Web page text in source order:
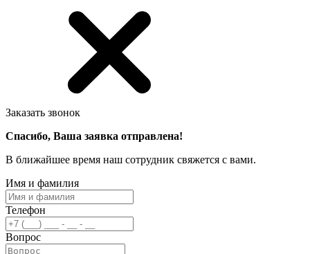
Заказать звонок
Спасибо, Ваша заявка отправлена!
В ближайшее время наш сотрудник свяжется с вами.
Имя и фамилия
Телефон
Вопрос